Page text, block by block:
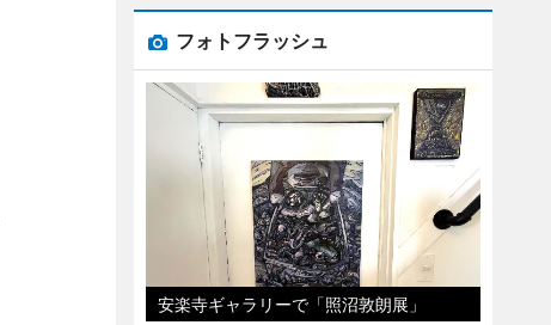
フォトフラッシュ
安楽寺ギャラリーで「照沼敦朗展」